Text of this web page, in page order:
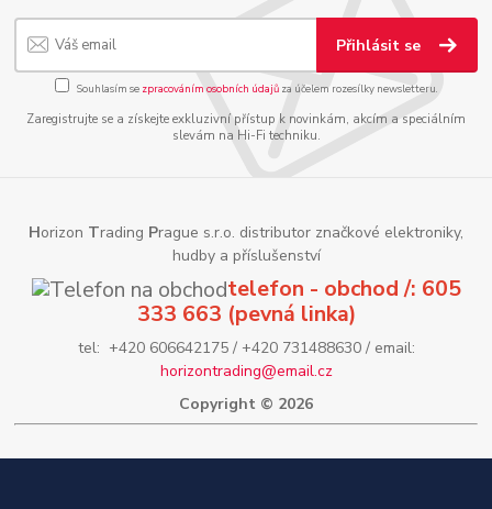
Přihlásit se
Souhlasím se zpracováním osobních údajůza účelem rozesílky newsletteru.
Zaregistrujte se a získejte exkluzivní přístup k novinkám, akcím a speciálním
slevám na Hi-Fi techniku.
Horizon Trading Prague s.r.o. distributor značkové elektroniky,
hudby a příslušenství
telefon - obchod /: 605
333 663 (pevná linka)
tel: +420 606642175 / +420 731488630 / email:
horizontrading@email.cz
Copyright © 2026